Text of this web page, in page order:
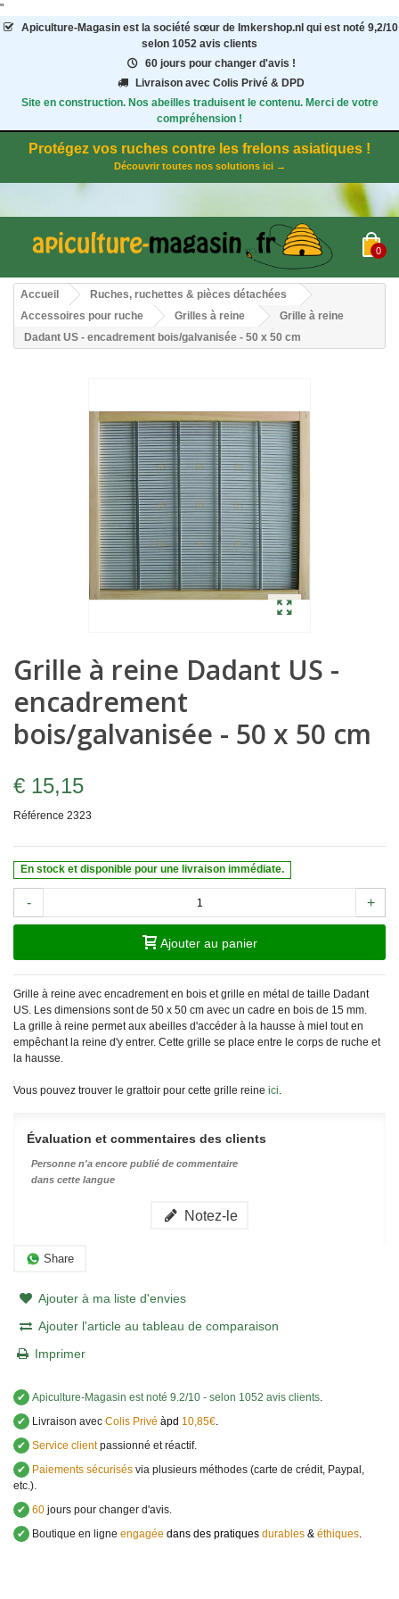
"
Apiculture-Magasinest la société sœur de Imkershop.nl qui est noté 9,2/10
selon 1052 avis clients
60 jours pour changer d'avis !
Livraison avec Colis Privé & DPD
Site en construction. Nos abeilles traduisent le contenu. Merci de votre
compréhension !
Protégez vos ruches contre les frelons asiatiques !
Découvrir toutes nos solutions ici →
0
Accueil
Ruches, ruchettes & pièces détachées
Accessoires pour ruche
Grilles à reine
Grille à reine
Dadant US - encadrement bois/galvanisée - 50 x 50 cm
Grille à reine Dadant US -
encadrement
bois/galvanisée - 50 x 50 cm
€ 15,15
Référence 2323
En stock et disponible pour une livraison immédiate.
- +
Ajouter au panier
Grille à reine avec encadrement en bois et grille en métal de taille Dadant
US. Les dimensions sont de 50 x 50 cm avec un cadre en bois de 15 mm.
La grille à reine permet aux abeilles d'accéder à la hausse à miel tout en
empêchant la reine d'y entrer. Cette grille se place entre le corps de ruche et
la hausse.
Vous pouvez trouver le grattoir pour cette grille reine ici.
Évaluation et commentaires des clients
Personne n'a encore publié de commentaire
dans cette langue
Notez-le
Share
Ajouter à ma liste d'envies
Ajouter l'article au tableau de comparaison
Imprimer
✔ Apiculture-Magasin est noté 9.2/10 - selon 1052 avis clients.
✔
Livraison avec Colis Privé àpd 10,85€.
✔ Service clientpassionné et réactif.
✔
Paiements sécurisés via plusieurs méthodes (carte de crédit, Paypal,
etc.).
✔ 60 jours pour changer d'avis.
✔
Boutique en ligne engagée dans des pratiques durables & éthiques.